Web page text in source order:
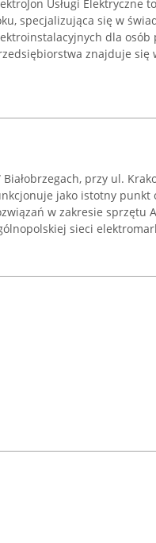
Usługi Elektryczne
specjalizująca się w
dla
znajduje się
Białobrzegach, przy ul.
jako istotny punkt
w zakresie sprzętu
sieci